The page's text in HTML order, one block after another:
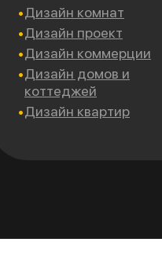
Дизайн комнат
Дизайн проект
Дизайн коммерции
Дизайн домов и
коттеджей
Дизайн квартир